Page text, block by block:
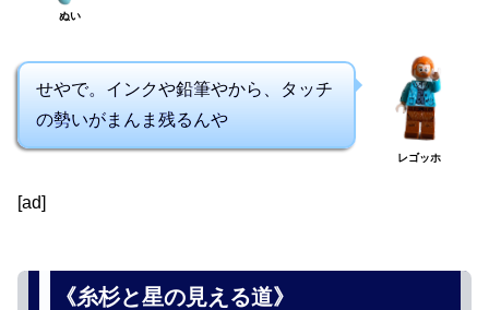
ぬい
せやで。インクや鉛筆やから、タッチ
の勢いがまんま残るんや
レゴッホ
[ad]
《糸杉と星の見える道》